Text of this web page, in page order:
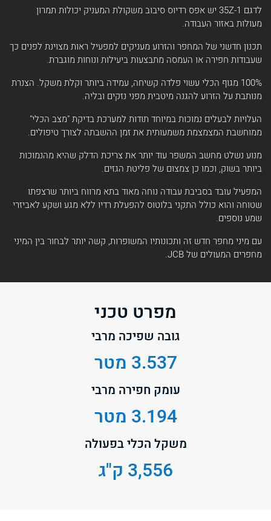
לדגם 35Z-1 יש אפס רדיוס סיבוב משקולת המעניק יכולות תמרון
מעולות באזור העבודה.
תכנון חדשני של המחפר והזרוע מעניקים למפעיל ראות מצוינת לפנים כך
שעבודות חפירה או העמסה מתבצעות ביעילות ונוחות מוגברת.
100% מגוף הכלי עשוי פלדה קשיחה, עמידה ביותר וקלת משקל. הצנרת
מנותבת על הזרוע להגנה מיטבית מפני נזקים ובליה.
העלויות לבעלים נמוכות במיוחד תודות למערכת בדיקת "מצב הכלי"
ממוחשבת המצמצמת משמעותית את זמן ההשבתה לצורך טיפולים.
מנוע נשלט מחשב המשפר עוד יותר את צריכת הדלק שהיא מהנמוכות
ביותר בשוק, וכמו כן צמצום של פליטת הגזים.
המפעיל עובד בסביבת עבודה נוחה מאוד בתא מרווח ביותר שרצפתו
שטוחה והוא כולל התקני בלוטוס להפעלת רדיו ללא מגע ושקע לאביזרי
שמע נוספים.
עם מיני מחפר חדש זה ותכונותיו המשופרות, קשה יותר לבחור בין המיני
מחפרים המעולים של JCB.
מפרט טכני
גובה שפיכה מרבי
3.537 מטר
עומק חפירה מרבי
3.194 מטר
משקל הכלי בפעולה
3,556 ק"ג